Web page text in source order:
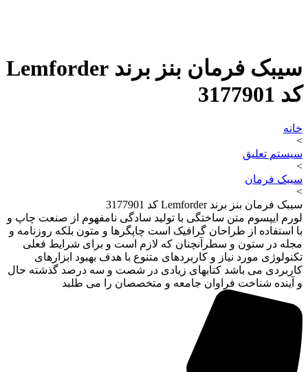
سیبک فرمان بنز برند Lemforder
کد 3177901
خانه
>
سیستم تعلیق
>
سیبک فرمان
>
سیبک فرمان بنز برند Lemforder کد 3177901
لورم ایپسوم متن ساختگی با تولید سادگی نامفهوم از صنعت چاپ و
با استفاده از طراحان گرافیک است چاپگرها و متون بلکه روزنامه و
مجله در ستون و سطرآنچنان که لازم است و برای شرایط فعلی
تکنولوژی مورد نیاز و کاربردهای متنوع با هدف بهبود ابزارهای
کاربردی می باشد کتابهای زیادی در شصت و سه درصد گذشته حال
و آینده شناخت فراوان جامعه و متخصصان را می طلبد